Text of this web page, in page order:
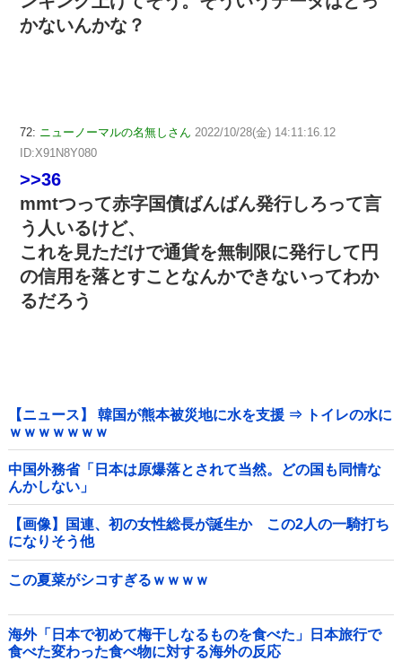
かないんかな？
72: ニューノーマルの名無しさん 2022/10/28(金) 14:11:16.12
ID:X91N8Y080
>>36
mmtつって赤字国債ばんばん発行しろって言
う人いるけど、
これを見ただけで通貨を無制限に発行して円
の信用を落とすことなんかできないってわか
るだろう
【ニュース】 韓国が熊本被災地に水を支援 ⇒ トイレの水に
ｗｗｗｗｗｗｗ
中国外務省「日本は原爆落とされて当然。どの国も同情な
んかしない」
【画像】国連、初の女性総長が誕生か この2人の一騎打ち
になりそう他
この夏菜がシコすぎるｗｗｗｗ
海外「日本で初めて梅干しなるものを食べた」日本旅行で
食べた変わった食べ物に対する海外の反応